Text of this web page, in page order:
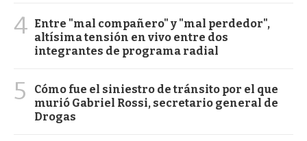
4 Entre "mal compañero" y "mal perdedor",
altísima tensión en vivo entre dos
integrantes de programa radial
5
Cómo fue el siniestro de tránsito por el que
murió Gabriel Rossi, secretario general de
Drogas